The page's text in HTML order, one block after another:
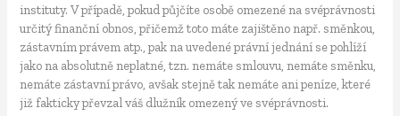
instituty. V případě, pokud půjčíte osobě omezené na svéprávnosti
určitý finanční obnos, přičemž toto máte zajištěno např. směnkou,
zástavním právem atp., pak na uvedené právní jednání se pohlíží
jako na absolutně neplatné, tzn. nemáte smlouvu, nemáte směnku,
nemáte zástavní právo, avšak stejně tak nemáte ani peníze, které
již fakticky převzal váš dlužník omezený ve svéprávnosti.